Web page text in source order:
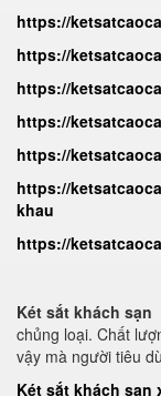
https://
https://
https://
https://
https://
https://
khau
https://
Két sắt khách sạn
chủng loại. Chất
vậy mà người tiêu
Két sắt khách sạn